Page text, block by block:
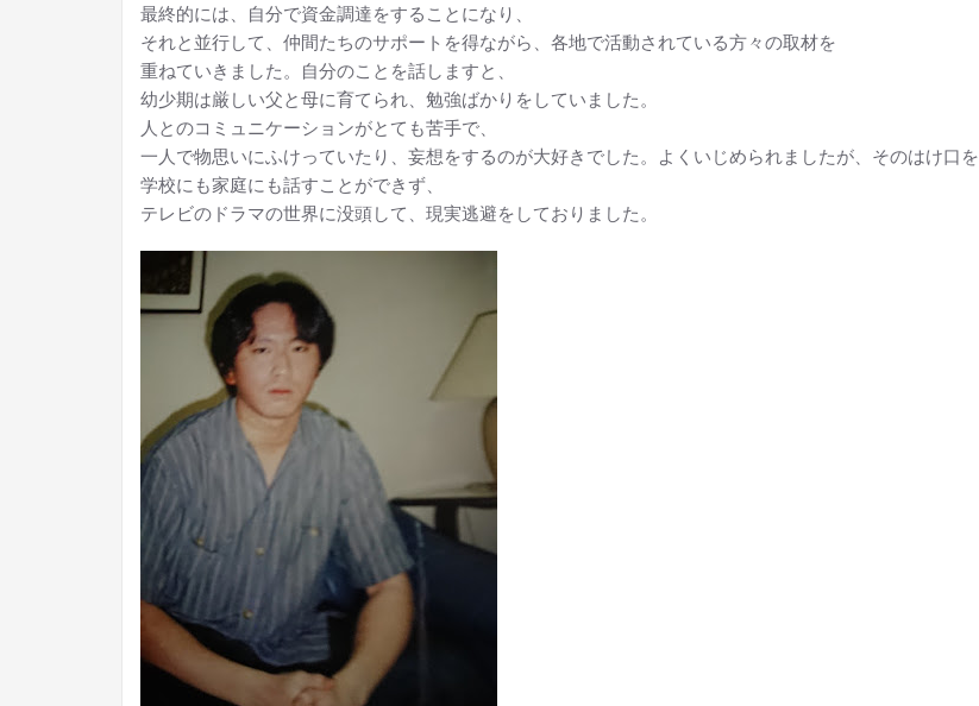
最終的には、自分で資金調達をすることになり、
それと並行して、仲間たちのサポートを得ながら、各地で活動されている方々の取材を
重ねていきました。自分のことを話しますと、
幼少期は厳しい父と母に育てられ、勉強ばかりをしていました。
人とのコミュニケーションがとても苦手で、
一人で物思いにふけっていたり、妄想をするのが大好きでした。よくいじめられましたが、そのはけ口を
学校にも家庭にも話すことができず、
テレビのドラマの世界に没頭して、現実逃避をしておりました。